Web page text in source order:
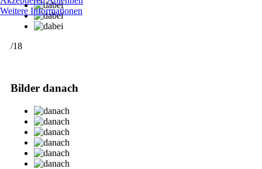
/18
Bilder danach
Weitere Informationen